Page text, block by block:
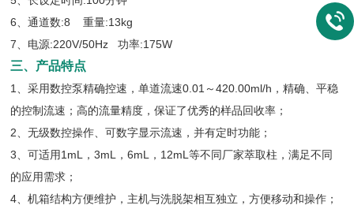
6、通道数:8 重量:13kg
7、电源:220V/50Hz 功率:175W
三、产品特点
1、采用数控泵精确控速，单道流速0.01～420.00ml/h，精确、平稳
的控制流速；高的流量精度，保证了优秀的样品回收率；
2、无级数控操作、可数字显示流速，并有定时功能；
3、可适用1mL，3mL，6mL，12mL等不同厂家萃取柱，满足不同
的应用需求；
4、机箱结构方便维护，主机与洗脱架相互独立，方便移动和操作；